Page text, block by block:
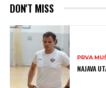
DON'T MISS
PRVA
NAJAVA